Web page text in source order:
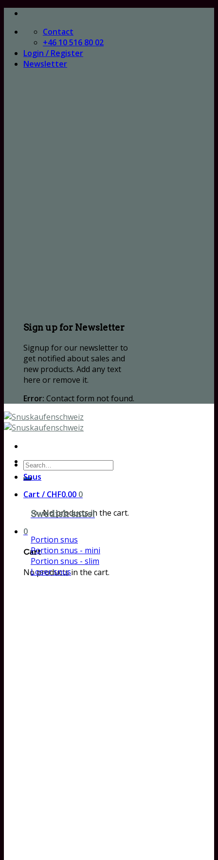
Skip
content
Contact
+46 10 516 80 02
Login / Register
Newsletter
Sign up for Newsletter
Signup for our newsletter to
get notified about sales and
new products. Add any text
here or remove it.
Error: Contact form not found.
Search
for:
Cart / CHF0.00 0
No products in the cart.
0
Cart
No products in the cart.
Snus
Swedish snus!
Portion snus
Portion snus - mini
Portion snus - slim
Loser snus